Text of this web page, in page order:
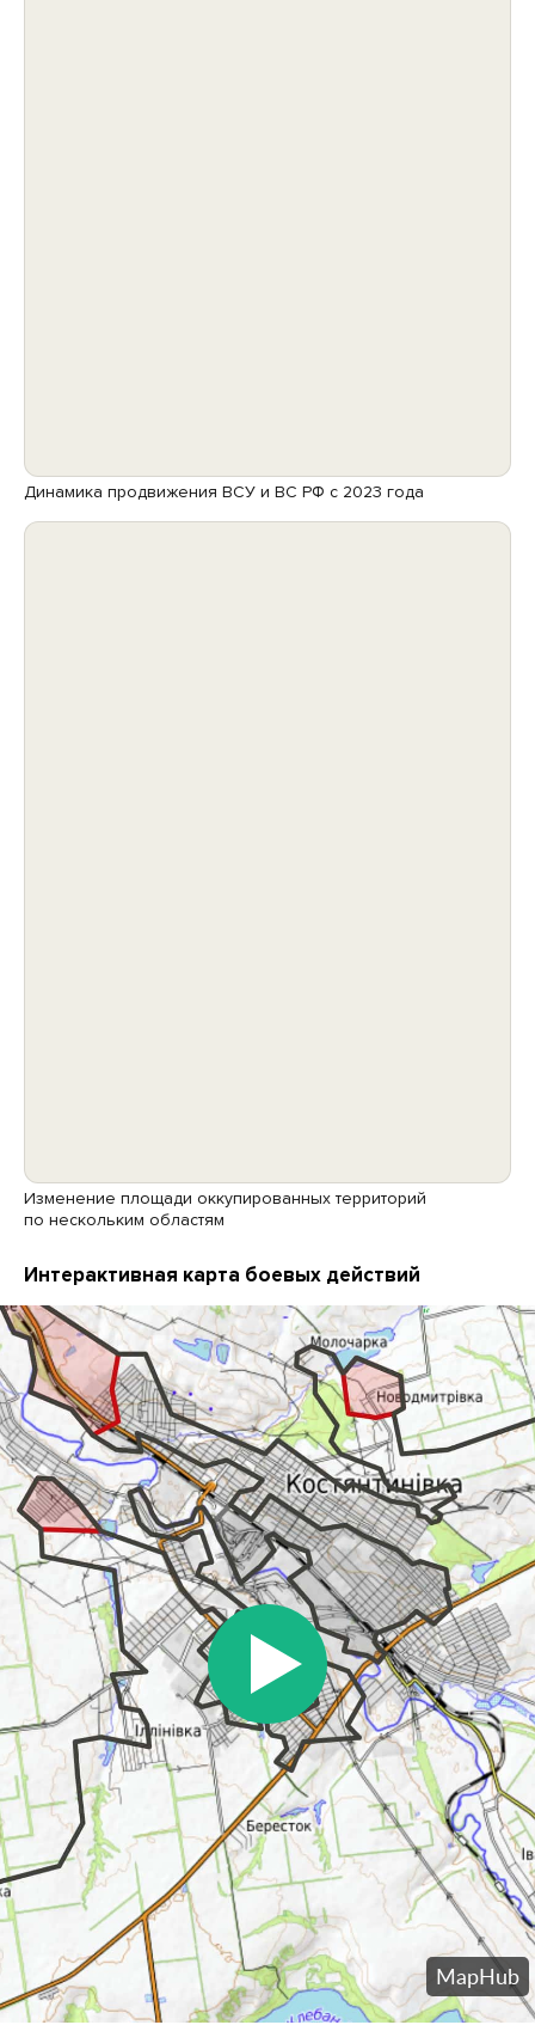
Динамика продвижения ВСУ и ВС РФ с 2023 года
Изменение площади оккупированных территорий
по нескольким областям
Интерактивная карта боевых действий